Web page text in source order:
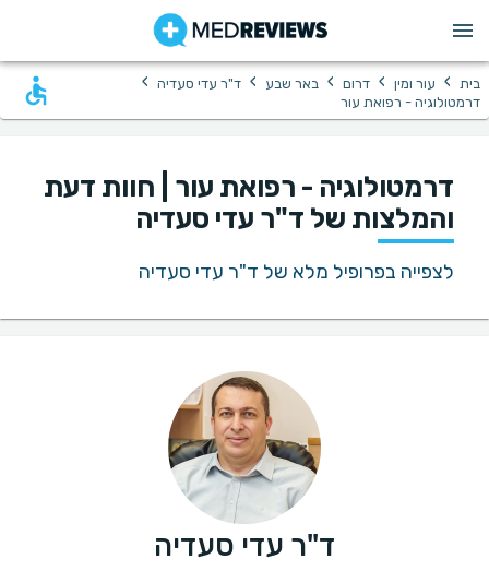
בית › עור ומין › דרום › באר שבע › ד"ר עדי סעדיה ›
דרמטולוגיה - רפואת עור
דרמטולוגיה - רפואת עור | חוות דעת
והמלצות של ד"ר עדי סעדיה
לצפייה בפרופיל מלא של ד"ר עדי סעדיה
ד"ר עדי סעדיה